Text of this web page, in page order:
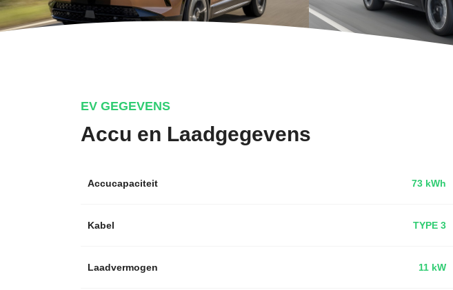
EV GEGEVENS
Accu en Laadgegevens
Accucapaciteit 73 kWh
Kabel TYPE 3
Laadvermogen 11 kW